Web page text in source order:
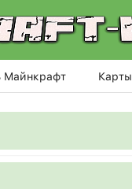
Майнкрафт Карты